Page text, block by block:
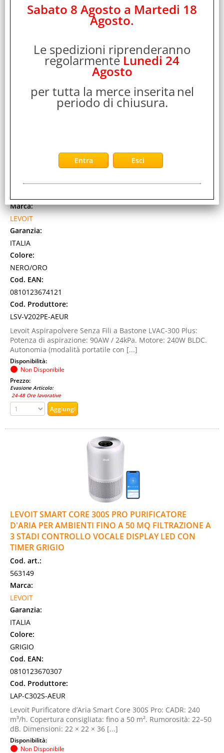
Evasione Articolo:
24-48 Ore lavorative
CON LUCE LED TECNOLOGIA ANTI GROVIGLIO E
ACCESSORI NERO ORO
Cod. art.:
Marca:
LEVOIT
Garanzia:
ITALIA
Colore:
NERO/ORO
Cod. EAN:
0810123674121
Cod. Produttore:
LSV-V202PE-AEUR
Levoit Aspirapolvere Senza Fili a Bastone LVAC-300 Plus:
Potenza di aspirazione: 90AW / 24kPa. Motore: 240W BLDC.
Autonomia (modalità portatile con [...]
Disponibilità:
Non Disponibile
Prezzo:
Evasione Articolo:
24-48 Ore lavorative
LEVOIT SMART CORE 300S PRO PURIFICATORE
D'ARIA PER AMBIENTI FINO A 50 MQ FILTRAZIONE A
3 STADI CONTROLLO VOCALE DISPLAY LED CON
TIMER GRIGIO
Cod. art.:
563149
Marca:
LEVOIT
Garanzia:
ITALIA
Colore:
GRIGIO
Cod. EAN:
0810123670307
Cod. Produttore:
LAP-C302S-AEUR
Levoit Purificatore d’Aria Smart Core 300S Pro: CADR: 240
m³/h. Copertura consigliata: fino a 50 m². Rumorosità: 22–50
dB. Dimensioni: 22 × 22 × 36 [...]
Disponibilità:
Non Disponibile
Sabato 8 Agosto a Martedi 18
Agosto.
Le spedizioni riprenderanno
regolarmente Lunedi 24
Agosto
per tutta la merce inserita nel
periodo di chiusura.